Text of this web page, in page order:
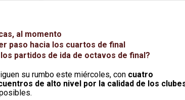
al momento
paso hacia los cuartos de final
partidos de ida de octavos de final?
su rumbo este miércoles, con cuatro
de alto nivel por la calidad de los